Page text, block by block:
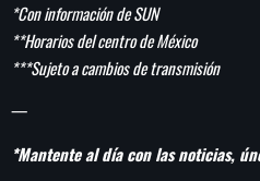
*Con información de SUN
**Horarios del centro de México
***Sujeto a cambios de transmisión
—
*Mantente al día con las noticias,